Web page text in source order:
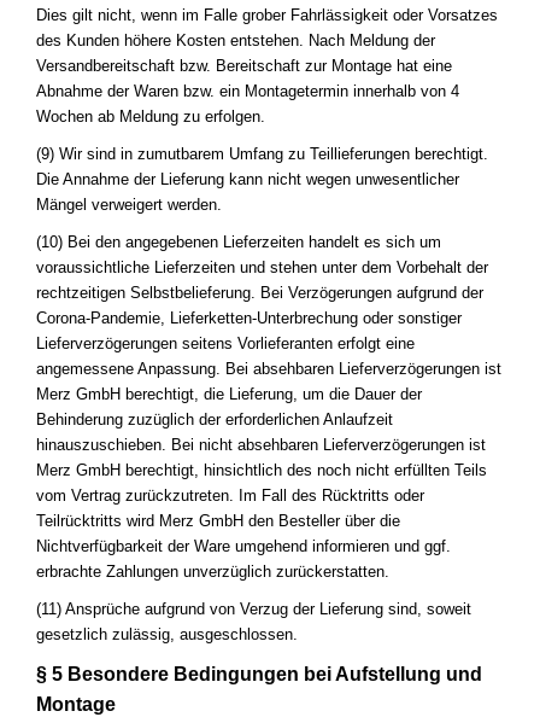
Dies gilt nicht, wenn im Falle grober Fahrlässigkeit oder Vorsatzes
des Kunden höhere Kosten entstehen. Nach Meldung der
Versandbereitschaft bzw. Bereitschaft zur Montage hat eine
Abnahme der Waren bzw. ein Montagetermin innerhalb von 4
Wochen ab Meldung zu erfolgen.
(9) Wir sind in zumutbarem Umfang zu Teillieferungen berechtigt.
Die Annahme der Lieferung kann nicht wegen unwesentlicher
Mängel verweigert werden.
(10) Bei den angegebenen Lieferzeiten handelt es sich um
voraussichtliche Lieferzeiten und stehen unter dem Vorbehalt der
rechtzeitigen Selbstbelieferung. Bei Verzögerungen aufgrund der
Corona-Pandemie, Lieferketten-Unterbrechung oder sonstiger
Lieferverzögerungen seitens Vorlieferanten erfolgt eine
angemessene Anpassung. Bei absehbaren Lieferverzögerungen ist
Merz GmbH berechtigt, die Lieferung, um die Dauer der
Behinderung zuzüglich der erforderlichen Anlaufzeit
hinauszuschieben. Bei nicht absehbaren Lieferverzögerungen ist
Merz GmbH berechtigt, hinsichtlich des noch nicht erfüllten Teils
vom Vertrag zurückzutreten. Im Fall des Rücktritts oder
Teilrücktritts wird Merz GmbH den Besteller über die
Nichtverfügbarkeit der Ware umgehend informieren und ggf.
erbrachte Zahlungen unverzüglich zurückerstatten.
(11) Ansprüche aufgrund von Verzug der Lieferung sind, soweit
gesetzlich zulässig, ausgeschlossen.
§ 5 Besondere Bedingungen bei Aufstellung und
Montage